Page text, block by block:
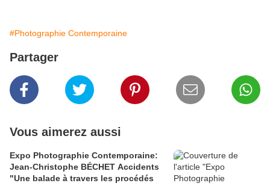
#Photographie Contemporaine
Partager
Vous aimerez aussi
Expo Photographie Contemporaine:
Jean-Christophe BÉCHET Accidents
"Une balade à travers les procédés